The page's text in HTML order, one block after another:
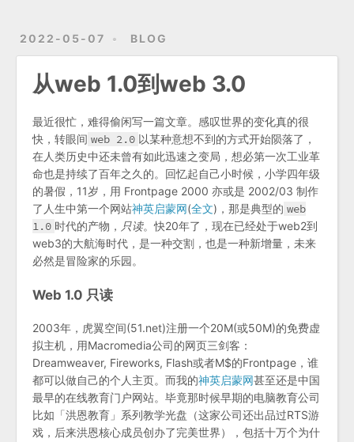
2022-05-07 BLOG
从web 1.0到web 3.0
最近很忙，难得偷闲写一篇文章。感叹世界的变化真的很
快，转眼间 web 2.0 以某种意想不到的方式开始陨落了，
在人类历史中还未曾有如此迅速之变局，想必第一次工业革
命也是持续了百年之久的。回忆起自己小时候，小学四年级
的暑假，11岁，用 Frontpage 2000 亦或是 2002/03 制作
了人生中第一个网站神英启蒙网(全文)，那是典型的 web
1.0 时代的产物， 只读。快20年了，现在已经处于web2到
web3的大航海时代，是一种交割，也是一种新增量，未来
必然是冒险家的乐园。
Web 1.0 只读
2003年，虎翼空间(51.net)注册一个20M(或50M)的免费虚
拟主机，用Macromedia公司的网页三剑客：
Dreamweaver, Fireworks, Flash或者M$的Frontpage，谁
都可以做自己的个人主页。而我的神英启蒙网甚至还是中国
最早的在线教育门户网站。毕竟那时候早期的电脑教育公司
比如「洪恩教育」系列教学光盘（这家公司还出品过RTS游
戏，后来洪恩核心成员创办了完美世界），包括十万个为什